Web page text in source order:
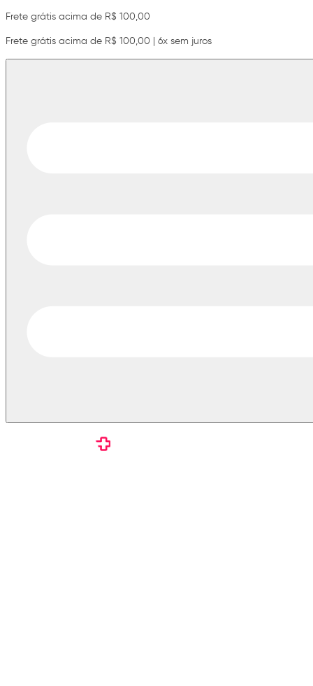
Frete grátis acima de R$ 100,00
Frete grátis acima de R$ 100,00 | 6x sem juros